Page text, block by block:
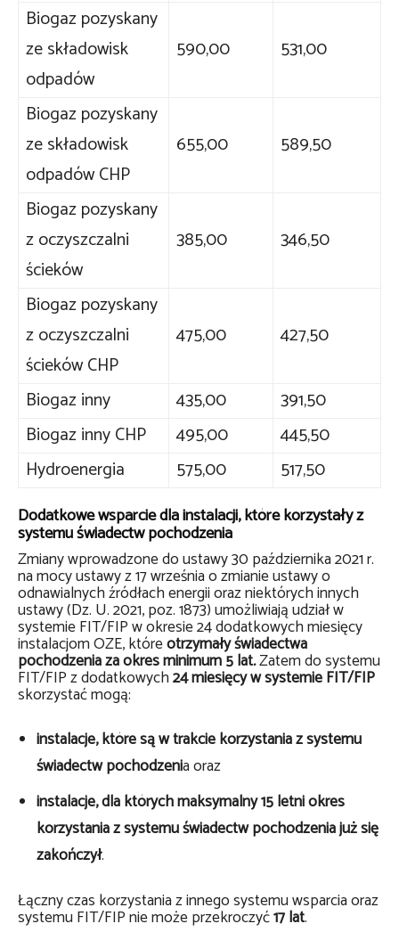
Biogaz pozyskany
ze składowisk
odpadów
590,00 531,00
Biogaz pozyskany
ze składowisk
odpadów CHP
655,00 589,50
Biogaz pozyskany
z oczyszczalni
ścieków
385,00 346,50
Biogaz pozyskany
z oczyszczalni
ścieków CHP
475,00 427,50
Biogaz inny 435,00
391,50
Biogaz inny CHP
495,00
445,50
Hydroenergia
575,00 517,50
Dodatkowe wsparcie dla instalacji, które korzystały z
systemu świadectw pochodzenia
Zmiany wprowadzone do ustawy 30 października 2021 r.
na mocy ustawy z 17 września o zmianie ustawy o
odnawialnych źródłach energii oraz niektórych innych
ustawy (Dz. U. 2021, poz. 1873) umożliwiają udział w
systemie FIT/FIP w okresie 24 dodatkowych miesięcy
instalacjom OZE, któreotrzymały świadectwa
pochodzenia za okres minimum 5 lat.Zatem do systemu
FIT/FIP z dodatkowych24 miesięcy w systemie FIT/FIP
skorzystać mogą:
instalacje, które są w trakcie korzystania z systemu
świadectw pochodzenia oraz
instalacje, dla których maksymalny 15 letni okres
korzystania z systemu świadectw pochodzenia już się
zakończył.
Łączny czas korzystania z innego systemu wsparcia oraz
systemu FIT/FIP nie może przekroczyć17 lat.